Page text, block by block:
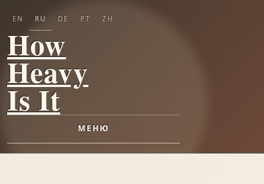
How
Heavy
Is It
МЕНЮ
EN RU DE PT ZH